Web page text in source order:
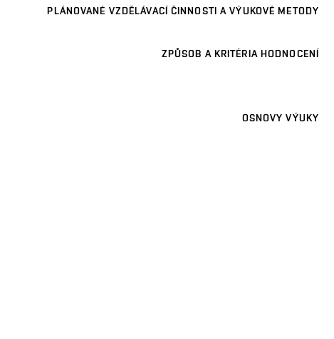
PLÁNOVANÉ VZDĚLÁVACÍ ČINNOSTI A VÝUKOVÉ METODY
ZPŮSOB A KRITÉRIA HODNOCENÍ
OSNOVY VÝUKY